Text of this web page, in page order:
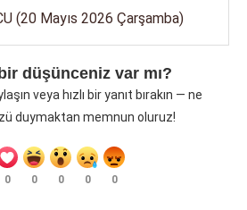
(20 Mayıs 2026 Çarşamba)
düşünceniz var mı?
veya hızlı bir yanıt bırakın — ne
duymaktan memnun oluruz!
0 0 0 0 0